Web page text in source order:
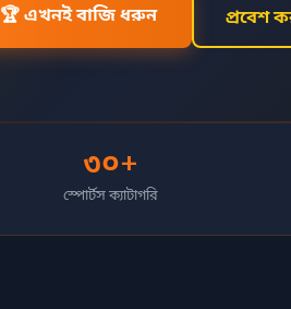
🏆 এখনই বাজি ধরুন প্রবেশ
৩০+
স্পোর্টস ক্যাটাগরি